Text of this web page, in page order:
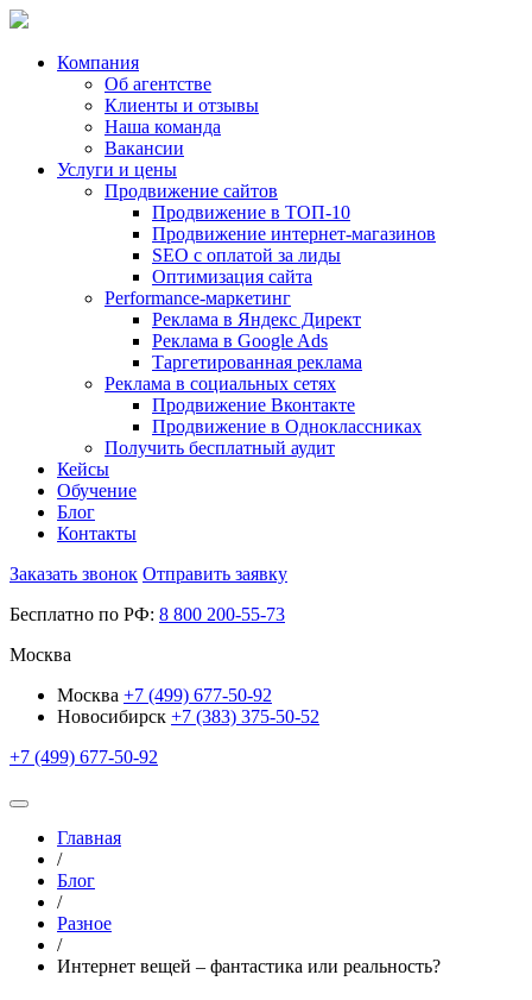
Компания
Об агентстве
Клиенты и отзывы
Наша команда
Вакансии
Услуги и цены
Продвижение сайтов
Продвижение в ТОП-10
Продвижение интернет-магазинов
SEO с оплатой за лиды
Оптимизация сайта
Performance-маркетинг
Реклама в Яндекс Директ
Реклама в Google Ads
Таргетированная реклама
Реклама в социальных сетях
Продвижение Вконтакте
Продвижение в Одноклассниках
Получить бесплатный аудит
Кейсы
Обучение
Блог
Контакты
Заказать звонок Отправить заявку
Бесплатно по РФ: 8 800 200-55-73
Москва
Москва +7 (499) 677-50-92
Новосибирск +7 (383) 375-50-52
+7 (499) 677-50-92
Главная
/
Блог
/
Разное
/
Интернет вещей – фантастика или реальность?